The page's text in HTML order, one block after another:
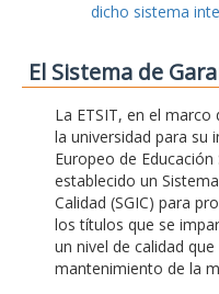
dicho sistema
El Sistema de
La ETSIT, en el
la universidad para su
Europeo de Educación
establecido un
Calidad (SGIC) para
los títulos que se
un nivel de calidad
mantenimiento de la